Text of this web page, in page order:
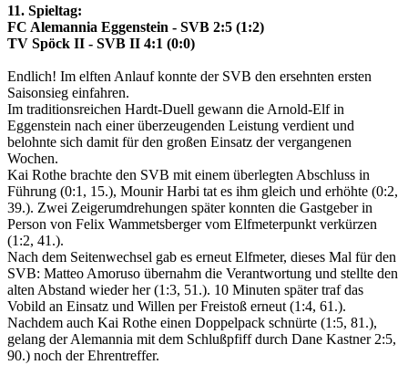
11. Spieltag:
FC Alemannia Eggenstein - SVB 2:5 (1:2)
TV Spöck II - SVB II 4:1 (0:0)
Endlich! Im elften Anlauf konnte der SVB den ersehnten ersten
Saisonsieg einfahren.
Im traditionsreichen Hardt-Duell gewann die Arnold-Elf in
Eggenstein nach einer überzeugenden Leistung verdient und
belohnte sich damit für den großen Einsatz der vergangenen
Wochen.
Kai Rothe brachte den SVB mit einem überlegten Abschluss in
Führung (0:1, 15.), Mounir Harbi tat es ihm gleich und erhöhte (0:2,
39.). Zwei Zeigerumdrehungen später konnten die Gastgeber in
Person von Felix Wammetsberger vom Elfmeterpunkt verkürzen
(1:2, 41.).
Nach dem Seitenwechsel gab es erneut Elfmeter, dieses Mal für den
SVB: Matteo Amoruso übernahm die Verantwortung und stellte den
alten Abstand wieder her (1:3, 51.). 10 Minuten später traf das
Vobild an Einsatz und Willen per Freistoß erneut (1:4, 61.).
Nachdem auch Kai Rothe einen Doppelpack schnürte (1:5, 81.),
gelang der Alemannia mit dem Schlußpfiff durch Dane Kastner 2:5,
90.) noch der Ehrentreffer.